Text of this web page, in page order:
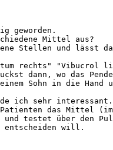
geworden.
Mittel aus?
Stellen und lässt
rechts" "Vibucrol
dann, wo das
Sohn in die Hand
ich sehr interessant.
Patienten das Mittel
und testet über den
entscheiden will.